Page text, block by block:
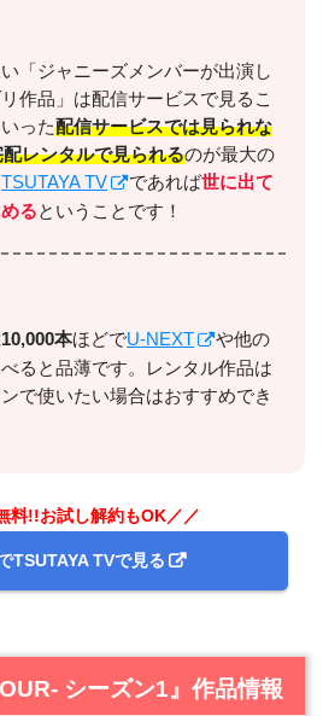
料!!お試し解約もOK／／
でU-NEXTで見る
U-NEXTヘルプセンター
料!!お試し解約もOK／／
「ジャニーズメンバーが出演し
作品」は配信サービスで見るこ
った配信サービスでは見られな
レンタルで見られるのが最大の
TSUTAYA TV であれば世に出て
るということです！
本ほどでU-NEXT
や他の
ると品薄です。レンタル作品は
で使いたい場合はおすすめでき
料!!お試し解約もOK／／
TSUTAYA TVで見る
シーズン1』作品情報